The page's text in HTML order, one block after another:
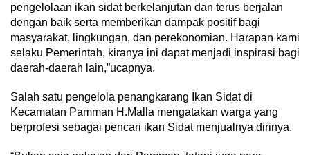
pengelolaan ikan sidat berkelanjutan dan terus berjalan
dengan baik serta memberikan dampak positif bagi
masyarakat, lingkungan, dan perekonomian. Harapan kami
selaku Pemerintah, kiranya ini dapat menjadi inspirasi bagi
daerah-daerah lain,”ucapnya.
Salah satu pengelola penangkarang Ikan Sidat di
Kecamatan Pamman H.Malla mengatakan warga yang
berprofesi sebagai pencari ikan Sidat menjualnya dirinya.